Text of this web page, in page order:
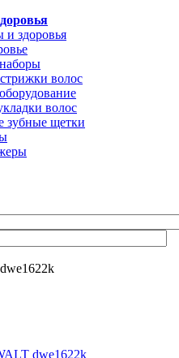
и здоровья
волос
волос
зубные щетки
dwe1622k